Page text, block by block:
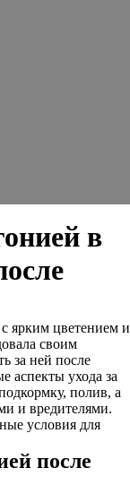
в
ярким цветением и
своим
за ней после
аспекты ухода за
полив, а
и вредителями.
условия для
после